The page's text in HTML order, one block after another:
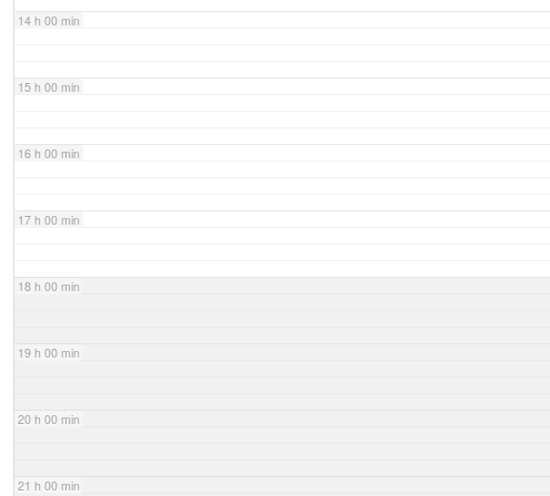
14 h 00 min
15 h 00 min
16 h 00 min
17 h 00 min
18 h 00 min
19 h 00 min
20 h 00 min
21 h 00 min